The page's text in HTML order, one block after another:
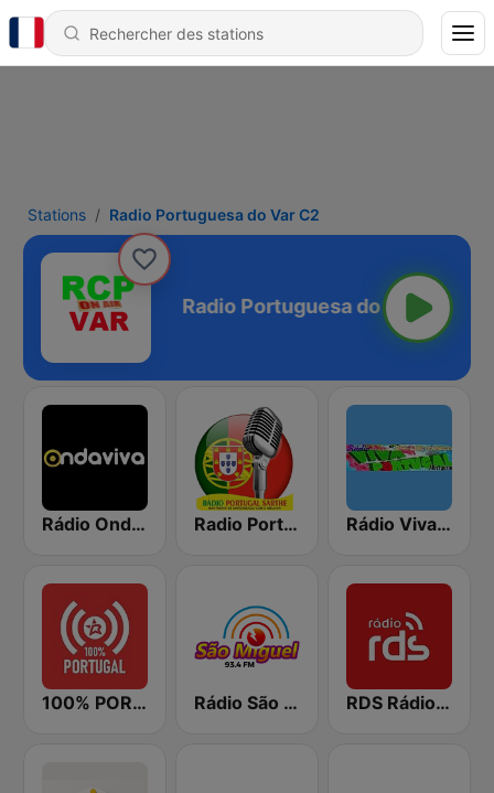
Stations Radio Portuguesa do Var C2
do Var C2
Rádio Onda Viva Radio Portugal Sarthe Rádio Viva Portugal
100% PORTUGAL Rádio São Miguel 93.4 RDS Rádio Lisboa